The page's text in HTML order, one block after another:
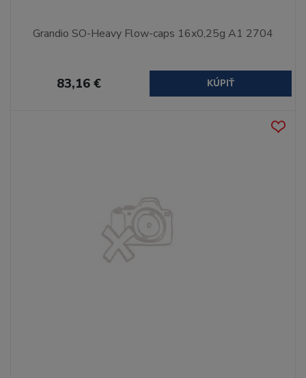
Grandio SO-Heavy Flow-caps 16x0,25g A1 2704
83,16 € KÚPIŤ